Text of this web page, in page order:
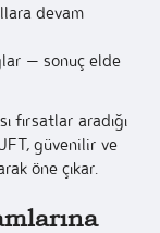
devam
— sonuç elde
fırsatlar aradığı
güvenilir ve
öne çıkar.